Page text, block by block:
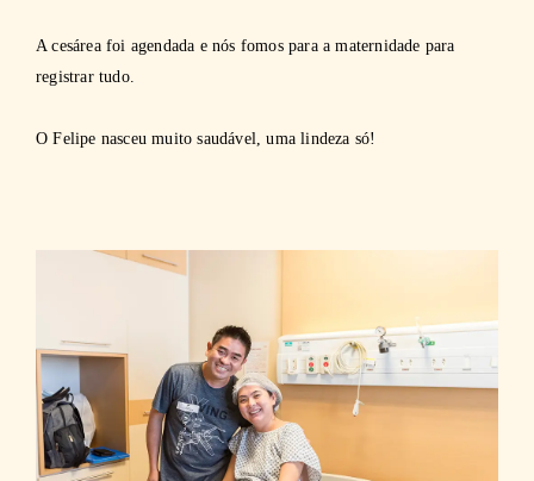
A cesárea foi agendada e nós fomos para a maternidade para
registrar tudo.
O Felipe nasceu muito saudável, uma lindeza só!